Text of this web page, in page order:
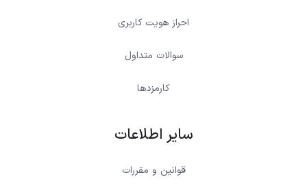
احراز هویت کاربری
سوالات متداول
کارمزدها
سایر اطلاعات
قوانین و مقررات